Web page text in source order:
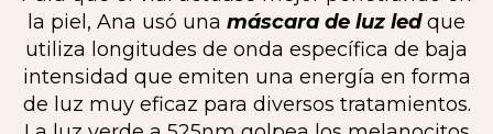
la piel, Ana usó una máscara de luz led que
utiliza longitudes de onda específica de baja
intensidad que emiten una energía en forma
de luz muy eficaz para diversos tratamientos.